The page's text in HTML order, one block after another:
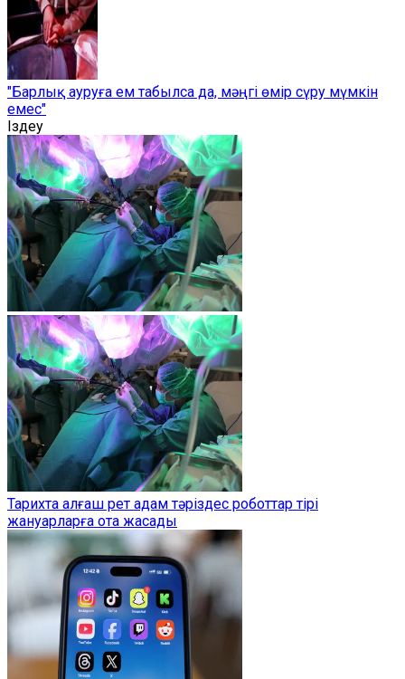
"Барлық ауруға ем табылса да, мәңгі өмір сүру мүмкін
емес"
Іздеу
Тарихта алғаш рет адам тәріздес роботтар тірі
жануарларға ота жасады